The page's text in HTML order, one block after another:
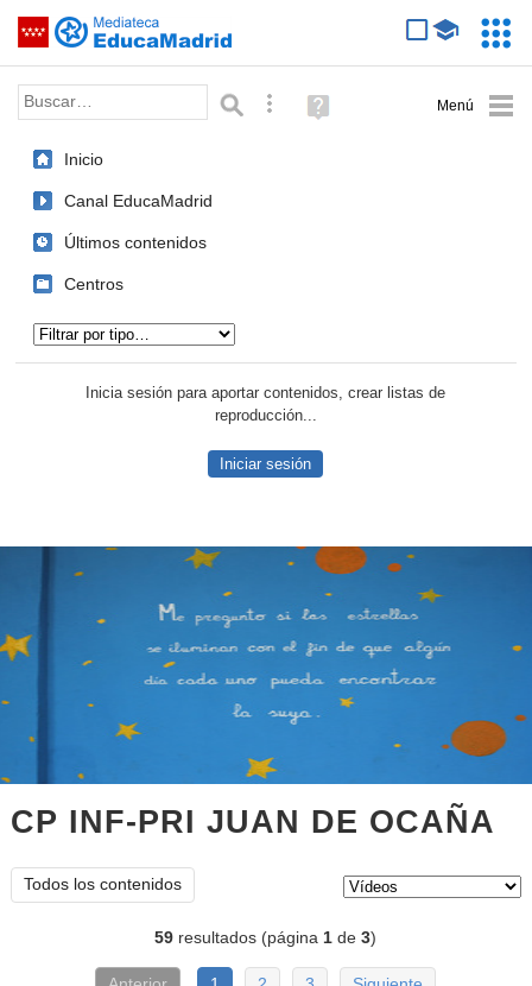
Saltar navegación
Palabra o frase: Búsqueda avanzada
Ayuda
(en
Inicio
Canal EducaMadrid
Últimos contenidos
Centros
Inicia sesión para aportar contenidos, crear listas de
reproducción...
Iniciar sesión
CP INF-PRI JUAN DE OCAÑA
Todos los contenidos
59 resultados (página1 de3)